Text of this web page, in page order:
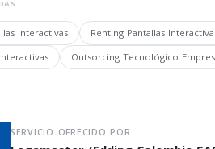
interactivas Renting Pantallas
Outsorcing Tecnológico
SERVICIO OFRECIDO POR